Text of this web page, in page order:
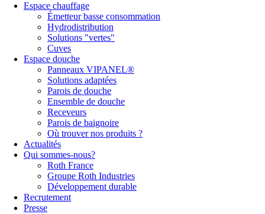
Espace chauffage
Émetteur basse consommation
Hydrodistribution
Solutions "vertes"
Cuves
Espace douche
Panneaux VIPANEL®
Solutions adaptées
Parois de douche
Ensemble de douche
Receveurs
Parois de baignoire
Où trouver nos produits ?
Actualités
Qui sommes-nous?
Roth France
Groupe Roth Industries
Développement durable
Recrutement
Presse